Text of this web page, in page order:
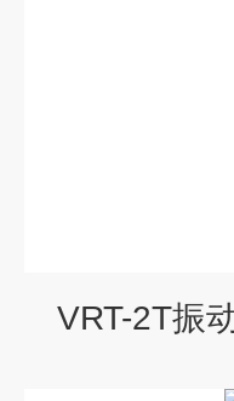
VRT-2T振